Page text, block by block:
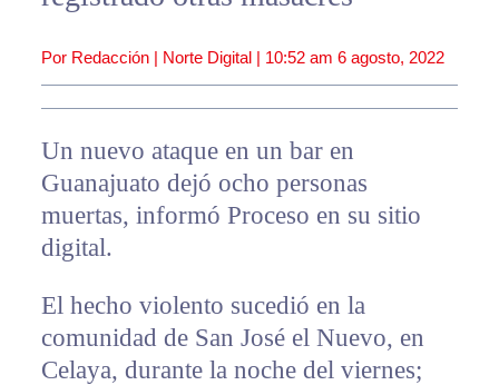
Por Redacción | Norte Digital | 10:52 am 6 agosto, 2022
Un nuevo ataque en un bar en
Guanajuato dejó ocho personas
muertas, informó Proceso en su sitio
digital.
El hecho violento sucedió en la
comunidad de San José el Nuevo, en
Celaya, durante la noche del viernes;